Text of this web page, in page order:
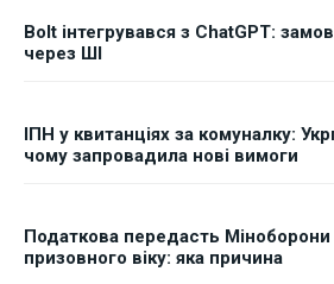
Ми в соц. мережах
Ми в соц. мережах
Bolt інтегрувався з ChatGPT:
через ШІ
ІПН у квитанціях за комуналку:
чому запровадила нові вимоги
Податкова передасть Міноборони
призовного віку: яка причина